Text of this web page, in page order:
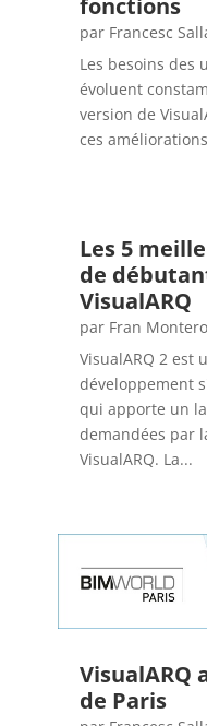
fonctions
par Francesc
Les besoins des
évoluent
version de
ces
Les 5
de
VisualARQ
par Fran Montero
VisualARQ 2 est
développement
qui apporte un
demandées par
VisualARQ. La...
VisualARQ
de Paris